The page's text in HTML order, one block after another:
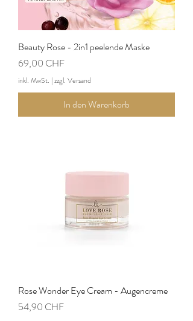
Beauty Rose - 2in1 peelende Maske
Preis
69,00 CHF
inkl. MwSt. |zzgl. Versand
In den Warenkorb
Rose Wonder Eye Cream - Augencreme
Preis
54,90 CHF